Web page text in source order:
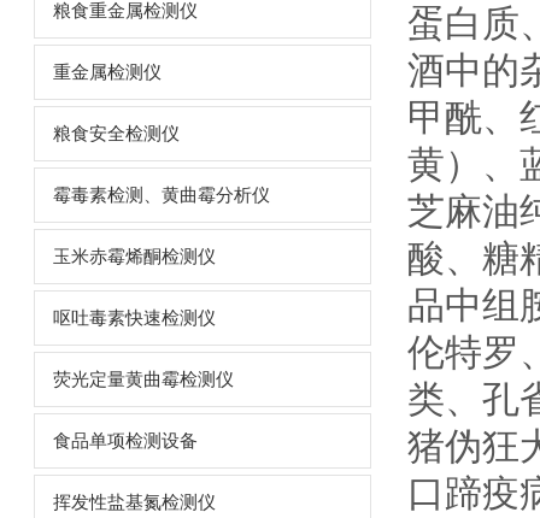
粮食重金属检测仪
重金属检测仪
粮食安全检测仪
霉毒素检测、黄曲霉分析仪
玉米赤霉烯酮检测仪
呕吐毒素快速检测仪
荧光定量黄曲霉检测仪
食品单项检测设备
挥发性盐基氮检测仪
蛋白质
酒中的
甲酰、
黄）、
芝麻油
酸、糖
品中组
伦特罗
类、孔
猪伪狂
口蹄疫